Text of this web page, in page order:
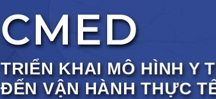
CMED
TRIỂN KHAI MÔ HÌNH Y
ĐẾN VẬN HÀNH THỰC